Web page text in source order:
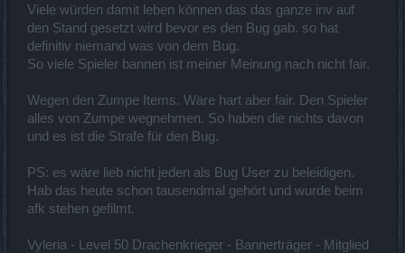
Viele würden damit leben können das das ganze inv auf
den Stand gesetzt wird bevor es den Bug gab. so hat
definitiv niemand was von dem Bug.
So viele Spieler bannen ist meiner Meinung nach nicht fair.
Wegen den Zumpe Items. Wäre hart aber fair. Den Spieler
alles von Zumpe wegnehmen. So haben die nichts davon
und es ist die Strafe für den Bug.
PS: es wäre lieb nicht jeden als Bug User zu beleidigen.
Hab das heute schon tausendmal gehört und wurde beim
afk stehen gefilmt.
Vyleria - Level 50 Drachenkrieger - Bannerträger - Mitglied